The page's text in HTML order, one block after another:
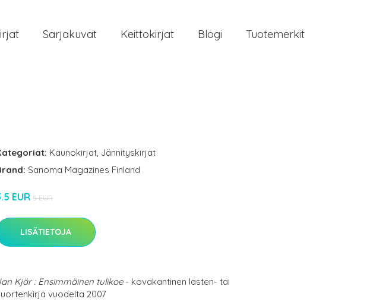
Sarjakuvat Keittokirjat Blogi Tuotemerkit
Kaunokirjat, Jännityskirjat
Sanoma Magazines Finland
EUR 5 EUR
LISÄTIETOJA
Kjär : Ensimmäinen tulikoe- kovakantinen lasten- tai
vuodelta 2007